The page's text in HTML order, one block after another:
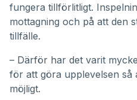
fungera tillförlitligt.
mottagning och på att den
tillfälle.
– Därför har det varit
för att göra upplevelsen så
möjligt.